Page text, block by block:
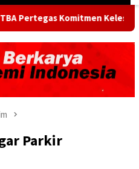
Komitmen Kelestarian Sungai
Parkir